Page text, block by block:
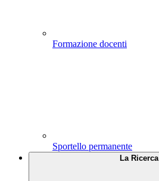
Formazione docenti
Sportello permanente
La Ricerca